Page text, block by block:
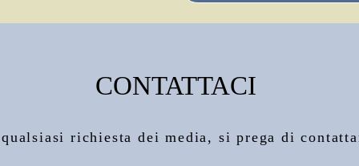
CONTATTACI
richiesta dei media, si prega di